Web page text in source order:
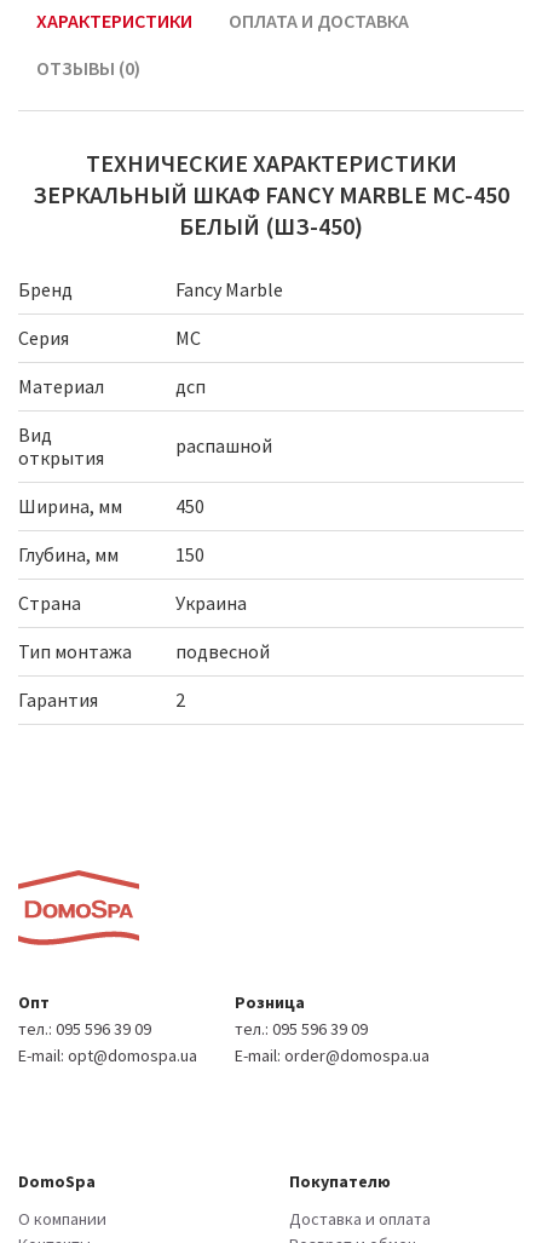
ХАРАКТЕРИСТИКИ
ОПЛАТА И ДОСТАВКА
ОТЗЫВЫ (0)
ТЕХНИЧЕСКИЕ ХАРАКТЕРИСТИКИ
ЗЕРКАЛЬНЫЙ ШКАФ FANCY MARBLE MC-450
БЕЛЫЙ (ШЗ-450)
Бренд
Fancy Marble
Серия
МС
Материал
дсп
Вид
открытия
распашной
Ширина, мм
450
Глубина, мм
150
Страна
Украина
Тип монтажа
подвесной
Гарантия
2
Опт
тел.: 095 596 39 09
E-mail: opt@domospa.ua
Розница
тел.: 095 596 39 09
E-mail: order@domospa.ua
DomoSpa
О компании
Покупателю
Доставка и оплата